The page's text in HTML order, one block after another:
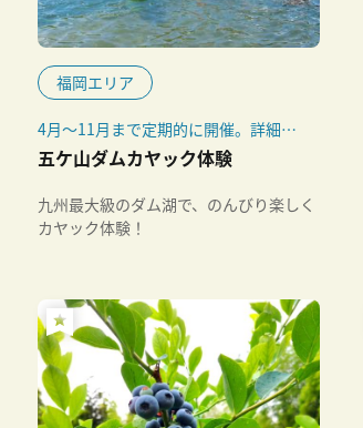
福岡エリア
4月～11月まで定期的に開催。詳細は
下記予約サイトを確認してください。
五ケ山ダムカヤック体験
九州最大級のダム湖で、のんびり楽しく
カヤック体験！